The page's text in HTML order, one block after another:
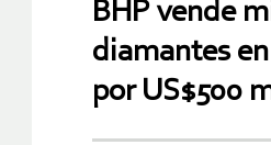
BHP vende
diamantes
por US$500